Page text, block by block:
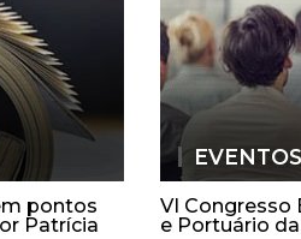
pontos
Patrícia
EVENTOS
VI Congresso
e Portuário